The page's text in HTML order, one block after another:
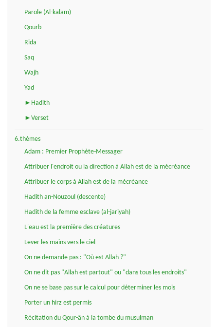
Parole (Al-kalam)
Qourb
Rida
Saq
Wajh
Yad
►Hadith
►Verset
6.thèmes
Adam : Premier Prophète-Messager
Attribuer l'endroit ou la direction à Allah est de la mécréance
Attribuer le corps à Allah est de la mécréance
Hadith an-Nouzoul (descente)
Hadith de la femme esclave (al-jariyah)
L'eau est la première des créatures
Lever les mains vers le ciel
On ne demande pas : "Où est Allah ?"
On ne dit pas "Allah est partout" ou "dans tous les endroits"
On ne se base pas sur le calcul pour déterminer les mois
Porter un hirz est permis
Récitation du Qour-ân à la tombe du musulman